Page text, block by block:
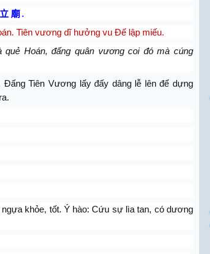
廟.
Tiên vương dĩ hưởng vu Đế lập miếu.
Hoán, đấng quân vương coi đó mà cúng
Tiên Vương lấy đấy dâng lễ lên để dựng
khỏe, tốt. Ý hào: Cứu sự lìa tan, có dương